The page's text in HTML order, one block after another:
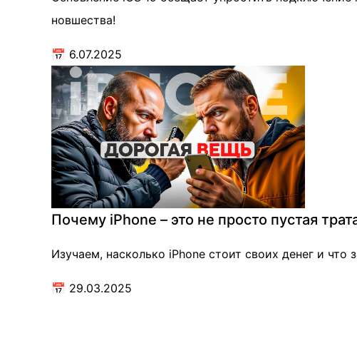
новшества!
📅 6.07.2025
Почему iPhone – это не просто пустая
Изучаем, насколько iPhone стоит своих денег и
📅 29.03.2025